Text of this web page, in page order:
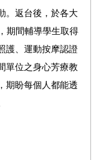
。返台後，於各大
期間輔導學生取得
護、運動按摩認證
單位之身心芳療教
期盼每個人都能透